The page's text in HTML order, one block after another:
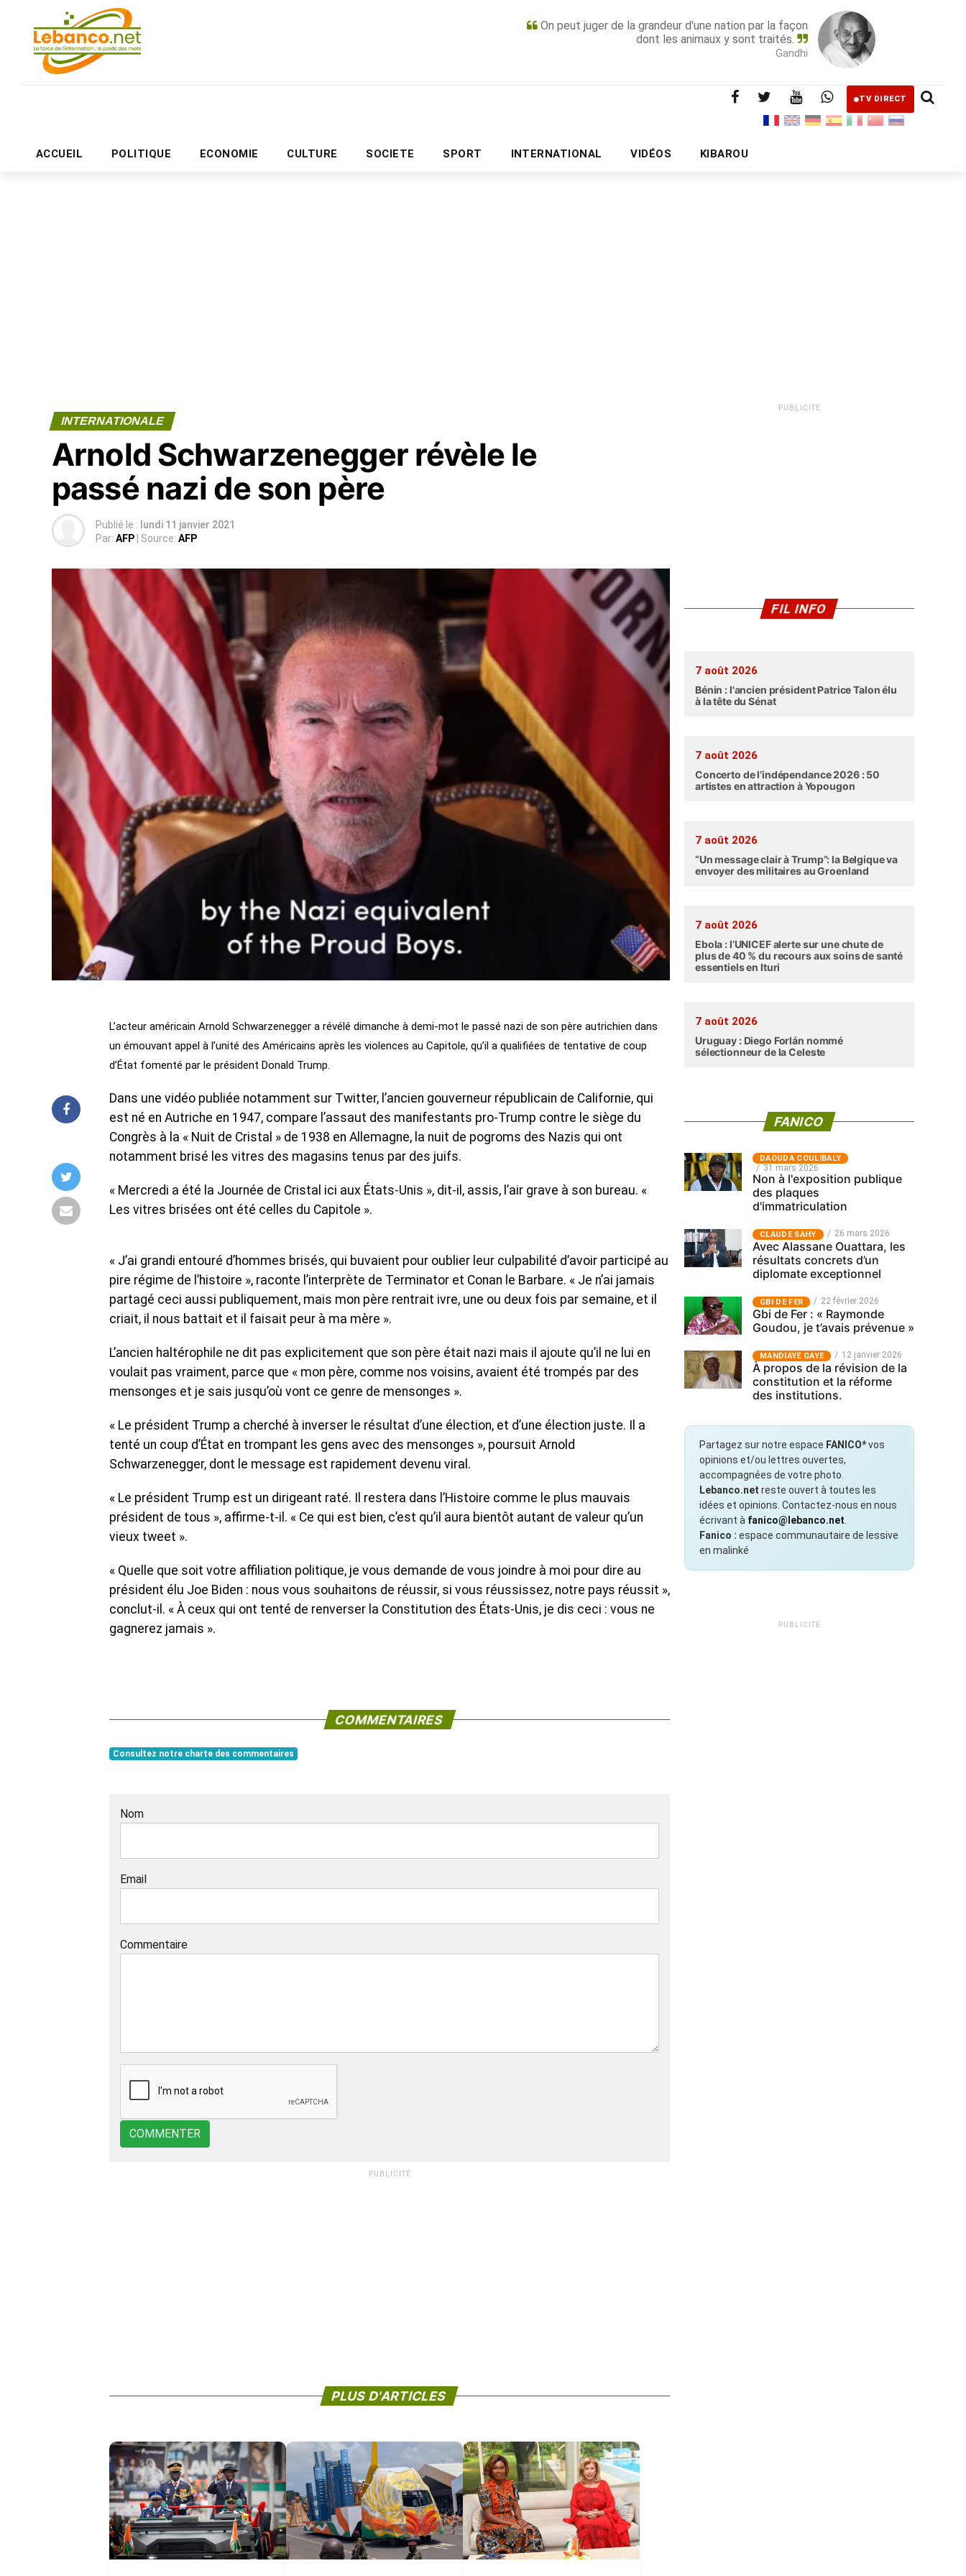
On peut juger de la grandeur d'une nation par la façon
dont les animaux y sont traités.
Gandhi
TV DIRECT
ACCUEIL POLITIQUE ECONOMIE CULTURE SOCIETE SPORT INTERNATIONAL VIDÉOS KIBAROU
PUBLICITÉ
INTERNATIONALE
Arnold Schwarzenegger révèle le
passé nazi de son père
Publié le : lundi 11 janvier 2021
Par: AFP | Source: AFP
L’acteur américain Arnold Schwarzenegger a révélé dimanche à demi-mot le passé nazi de son père autrichien dans
un émouvant appel à l’unité des Américains après les violences au Capitole, qu’il a qualifiées de tentative de coup
d’État fomenté par le président Donald Trump.
Dans une vidéo publiée notamment sur Twitter, l’ancien gouverneur républicain de Californie, qui
est né en Autriche en 1947, compare l’assaut des manifestants pro-Trump contre le siège du
Congrès à la « Nuit de Cristal » de 1938 en Allemagne, la nuit de pogroms des Nazis qui ont
notamment brisé les vitres des magasins tenus par des juifs.
« Mercredi a été la Journée de Cristal ici aux États-Unis », dit-il, assis, l’air grave à son bureau. «
Les vitres brisées ont été celles du Capitole ».
« J’ai grandi entouré d’hommes brisés, qui buvaient pour oublier leur culpabilité d’avoir participé au
pire régime de l’histoire », raconte l’interprète de Terminator et Conan le Barbare. « Je n’ai jamais
partagé ceci aussi publiquement, mais mon père rentrait ivre, une ou deux fois par semaine, et il
criait, il nous battait et il faisait peur à ma mère ».
L’ancien haltérophile ne dit pas explicitement que son père était nazi mais il ajoute qu’il ne lui en
voulait pas vraiment, parce que « mon père, comme nos voisins, avaient été trompés par des
mensonges et je sais jusqu’où vont ce genre de mensonges ».
« Le président Trump a cherché à inverser le résultat d’une élection, et d’une élection juste. Il a
tenté un coup d’État en trompant les gens avec des mensonges », poursuit Arnold
Schwarzenegger, dont le message est rapidement devenu viral.
« Le président Trump est un dirigeant raté. Il restera dans l’Histoire comme le plus mauvais
président de tous », affirme-t-il. « Ce qui est bien, c’est qu’il aura bientôt autant de valeur qu’un
vieux tweet ».
« Quelle que soit votre affiliation politique, je vous demande de vous joindre à moi pour dire au
président élu Joe Biden : nous vous souhaitons de réussir, si vous réussissez, notre pays réussit »,
conclut-il. « À ceux qui ont tenté de renverser la Constitution des États-Unis, je dis ceci : vous ne
gagnerez jamais ».
COMMENTAIRES
Consultez notre charte des commentaires
Nom
Email
Commentaire
COMMENTER
PUBLICITÉ
PLUS D'ARTICLES
PUBLICITÉ
FIL INFO
7 août 2026
Bénin : l'ancien président Patrice Talon élu
à la tête du Sénat
7 août 2026
Concerto de l’indépendance 2026 : 50
artistes en attraction à Yopougon
7 août 2026
“Un message clair à Trump”: la Belgique va
envoyer des militaires au Groenland
7 août 2026
Ebola : l’UNICEF alerte sur une chute de
plus de 40 % du recours aux soins de santé
essentiels en Ituri
7 août 2026
Uruguay : Diego Forlán nommé
sélectionneur de la Celeste
FANICO
‎DAOUDA COULIBALY
31 mars 2026
Non à l'exposition publique
des plaques
d'immatriculation
CLAUDE SAHY 26 mars 2026
Avec Alassane Ouattara, les
résultats concrets d’un
diplomate exceptionnel
GBI DE FER 22 février 2026
Gbi de Fer : « Raymonde
Goudou, je t’avais prévenue »
MANDIAYE GAYE 12 janvier 2026
À propos de la révision de la
constitution et la réforme
des institutions.
Partagez sur notre espace FANICO*vos
opinions et/ou lettres ouvertes,
accompagnées de votre photo.
Lebanco.net reste ouvert à toutes les
idées et opinions. Contactez-nous en nous
écrivant à fanico@lebanco.net
Fanico : espace communautaire de lessive
en malinké
PUBLICITÉ